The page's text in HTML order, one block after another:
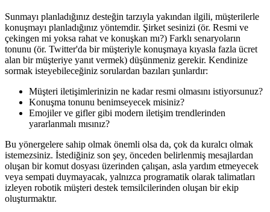
Sunmayı planladığınız desteğin tarzıyla yakından ilgili, müşterilerle
konuşmayı planladığınız yöntemdir. Şirket sesinizi (ör. Resmi ve
çekingen mi yoksa rahat ve konuşkan mı?) Farklı senaryoların
tonunu (ör. Twitter'da bir müşteriyle konuşmaya kıyasla fazla ücret
alan bir müşteriye yanıt vermek) düşünmeniz gerekir. Kendinize
sormak isteyebileceğiniz sorulardan bazıları şunlardır:
Müşteri iletişimlerinizin ne kadar resmi olmasını istiyorsunuz?
Konuşma tonunu benimseyecek misiniz?
Emojiler ve gifler gibi modern iletişim trendlerinden
yararlanmalı mısınız?
Bu yönergelere sahip olmak önemli olsa da, çok da kuralcı olmak
istemezsiniz. İstediğiniz son şey, önceden belirlenmiş mesajlardan
oluşan bir komut dosyası üzerinden çalışan, asla yardım etmeyecek
veya sempati duymayacak, yalnızca programatik olarak talimatları
izleyen robotik müşteri destek temsilcilerinden oluşan bir ekip
oluşturmaktır.